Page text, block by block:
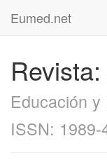
Eumed.net
Educación y
ISSN: 1989-